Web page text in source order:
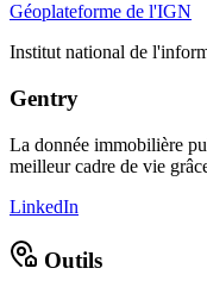
Géoplateforme de l'IGN
Institut national de
Gentry
La donnée immobilière
meilleur cadre de vie
LinkedIn
Outils